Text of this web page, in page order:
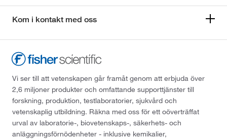
Kom i kontakt med oss
Vi ser till att vetenskapen går framåt genom att erbjuda över
2,6 miljoner produkter och omfattande supporttjänster till
forskning, produktion, testlaboratorier, sjukvård och
vetenskaplig utbildning. Räkna med oss för ett oöverträffat
urval av laboratorie-, biovetenskaps-, säkerhets- och
anläggningsförnödenheter - inklusive kemikalier,